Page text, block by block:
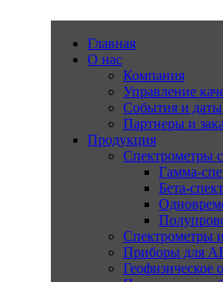
Главная
О нас
Компания
Управление
События и даты
Партнеры и
Продукция
Спектрометры
Гамма-
Бета-
Спектрометры
Приборы для
Геофизическое